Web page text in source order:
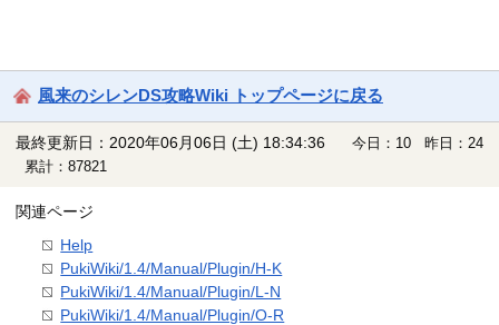
風来のシレンDS攻略Wiki トップページに戻る
最終更新日：2020年06月06日 (土) 18:34:36
今日：10 昨日：24
累計：87821
関連ページ
Help
PukiWiki/1.4/Manual/Plugin/H-K
PukiWiki/1.4/Manual/Plugin/L-N
PukiWiki/1.4/Manual/Plugin/O-R